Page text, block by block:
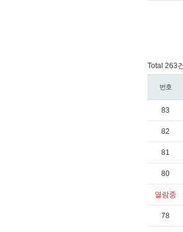
Total 263건
번호
83
82
81
80
열람중
78